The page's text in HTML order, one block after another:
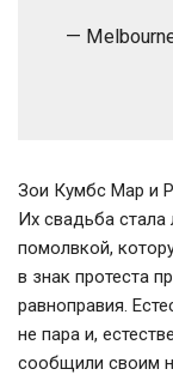
—
Зои Кумбс Мар и
Их свадьба
помолвкой,
в знак протеста
равноправия.
не пара и,
сообщили своим